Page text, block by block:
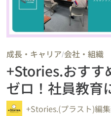
成長・キャリア/会社・組織
+Stories.おす
ゼロ！社員教育
+Stories.(プラスト)編